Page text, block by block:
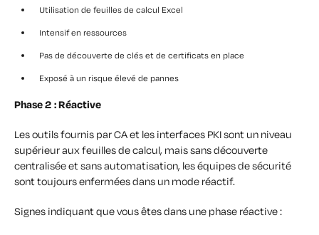
Utilisation de feuilles de calcul Excel
Intensif en ressources
Pas de découverte de clés et de certificats en place
Exposé à un risque élevé de pannes
Phase 2 : Réactive
Les outils fournis par CA et les interfaces PKI sont un niveau
supérieur aux feuilles de calcul, mais sans découverte
centralisée et sans automatisation, les équipes de sécurité
sont toujours enfermées dans un mode réactif.
Signes indiquant que vous êtes dans une phase réactive :